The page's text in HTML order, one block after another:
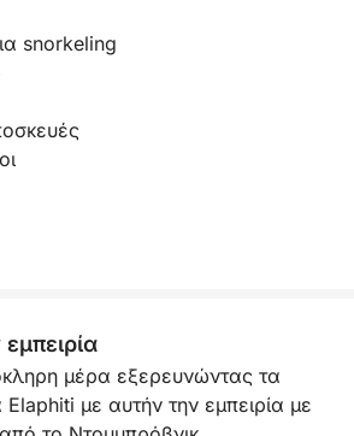
snorkeling
μέρα εξερευνώντας τα
Elaphiti με αυτήν την εμπειρία με